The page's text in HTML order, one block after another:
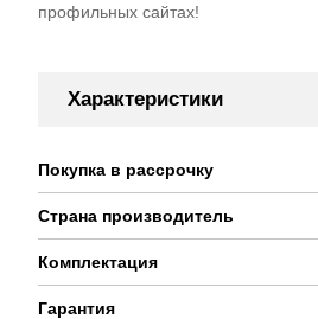
профильных сайтах!
Характеристики
Покупка в рассрочку
Страна производитель
Комплектация
Гарантия